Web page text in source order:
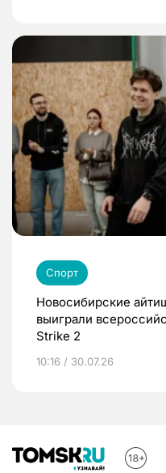
Спорт
Новосибирские
выиграли
Strike 2
10:16 / 30.07.26